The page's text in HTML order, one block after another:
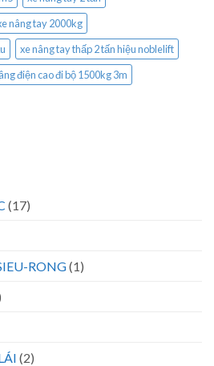
nâng tay 2000kg
xe nâng tay thấp 2 tấn hiệu noblelift
điện cao đi bộ 1500kg 3m
(17)
RONG(1)
(2)